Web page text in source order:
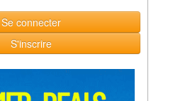
Se connecter
S'inscrire